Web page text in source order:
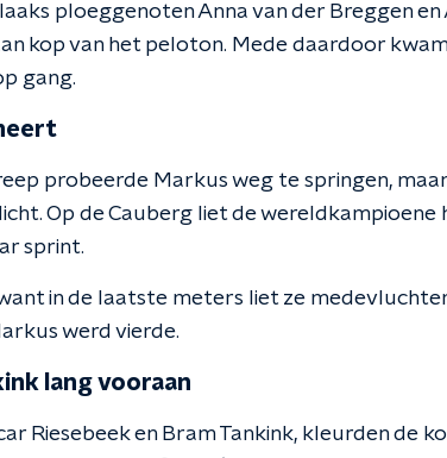
ploeggenoten Anna van der Breggen en
kop van het peloton. Mede daardoor
gang.
probeerde Markus weg te springen,
Op de Cauberg liet de wereldkampioene
sprint.
in de laatste meters liet ze
werd vierde.
lang vooraan
Riesebeek en Bram Tankink, kleurden de